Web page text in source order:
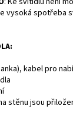
vysoká spotřeba
kabel pro
stěnu jsou